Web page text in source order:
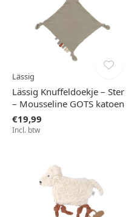
Lässig
Lässig Knuffeldoekje – Ster
– Mousseline GOTS katoen
€19,99
Incl. btw